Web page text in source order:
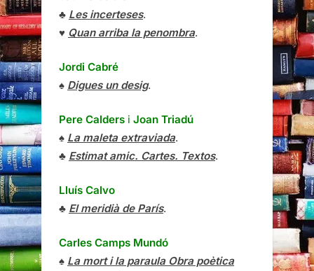
♣ Les incerteses.
♥ Quan arriba la penombra.
Jordi Cabré
♠ Digues un desig.
Pere Calders i Joan Triadú
♠ La maleta extraviada.
♣ Estimat amic. Cartes. Textos.
Lluís Calvo
♣ El meridià de París.
Carles Camps Mundó
♠ La mort i la paraula Obra poètica